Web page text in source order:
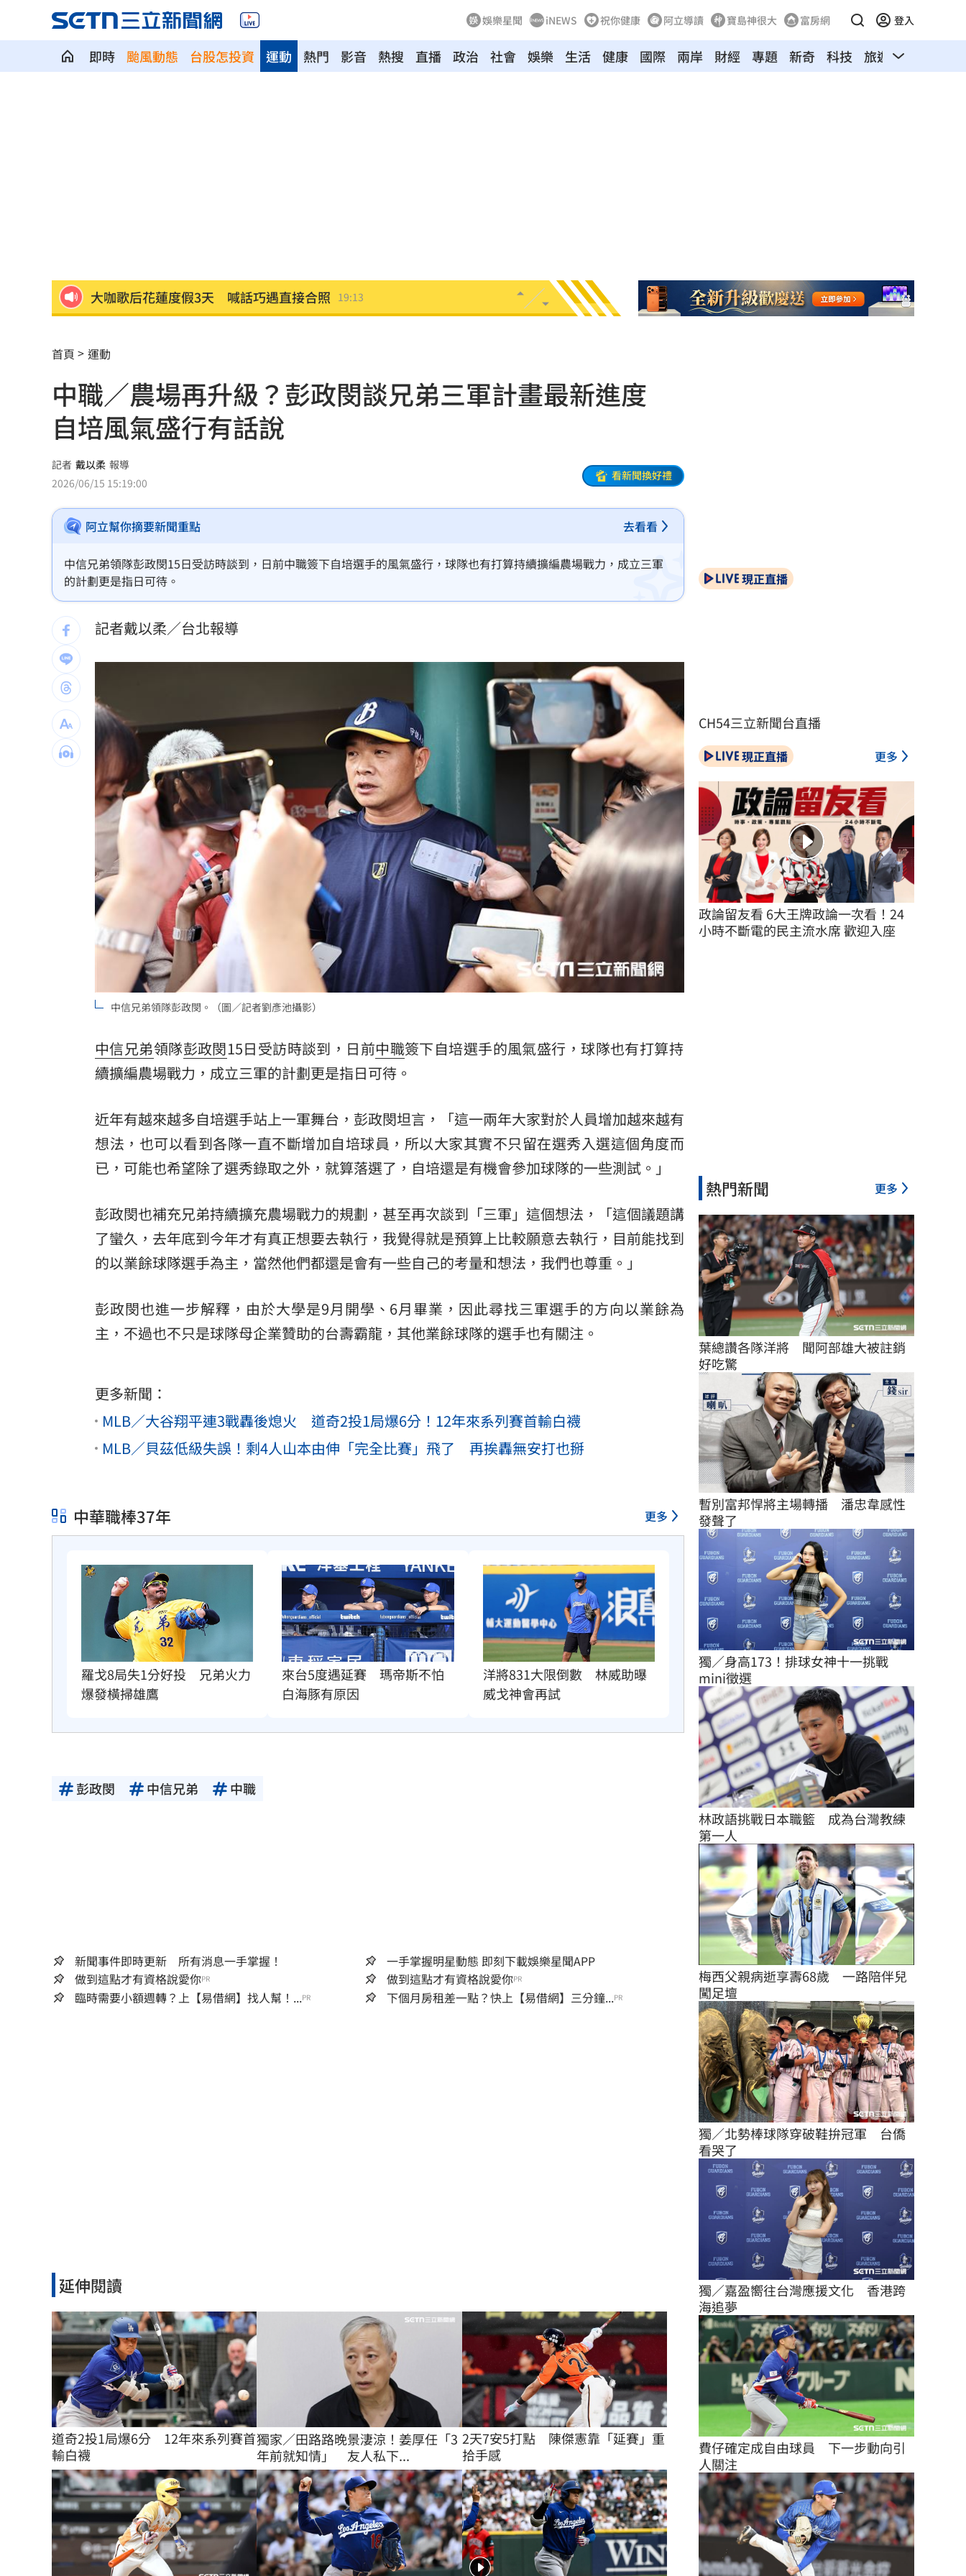
娛樂星聞 iNEWS 祝你健康 阿立導讀 寶島神很大 富房網 登入
即時 颱風動態 台股怎投資 熱門 影音 熱搜 直播 政治 社會 娛樂 生活 健康 國際 兩岸
運動 財經 專題 新奇 科技 旅遊 汽車
大咖歌后花蓮度假3天 喊話巧遇直接合照 19:13
繞違停貨車遭撞！嘉義婦慘死姪重傷
新濠建設單日狂掃5點 風佑築豪取8連勝 18:51
震後徒手搬瓦礫救人 委國舉重名將摘雙金
魯冰花原唱隔13年開唱 台下驚見一票大咖
長野安曇野暴雨釀土石流 390住宿客受困
白海豚轉輕颱！最快「今夜脫離暴風圈」
獨／曝YT暫停更3週 南珉貞：不是因為錢 18:34
李李仁慶祝父親節！合體大尾油土伯網看傻
小孩不願繫安全帶！全機乘客慘滯留一晚
傳與女員工婚外情助升遷 FIFA主席回應了 18:31
台灣高中生超神！這賽事拿下1金2銀2銅
二伯衣印哈哈鄙卑 專家：別穿去日本被笑 18:27
向中國洩半導體機密 前SK海力士員工慘了 18:25
台灣彩券開獎直播中 20:31
LIVE三立+24小時直播 15:27
三立iNEWS新聞台線上直播 18:00
台彩父親節推新刮刮樂千萬頭獎超「爸」氣 12:00
商場戰國來臨 台中「頂奢大道」逐漸成形 12:00
「拍片人的多重宇宙」職涯論壇9/12登場！ 10:30
8國球員齊聚高雄 Formosa 7s掀足球熱潮 10:00
首頁 運動
中職／農場再升級？彭政閔談兄弟三軍計畫最新進度
自培風氣盛行有話說
記者 戴以柔 報導
2026/06/15 15:19:00
看新聞換好禮
阿立幫你摘要新聞重點 去看看
中信兄弟領隊彭政閔15日受訪時談到，日前中職簽下自培選手的風氣盛行，球隊也有打算持續擴編農場戰力，成立三軍
的計劃更是指日可待。
記者戴以柔／台北報導
中信兄弟領隊彭政閔。（圖／記者劉彥池攝影）
中信兄弟領隊彭政閔15日受訪時談到，日前中職簽下自培選手的風氣盛行，球隊也有打算持
續擴編農場戰力，成立三軍的計劃更是指日可待。
近年有越來越多自培選手站上一軍舞台，彭政閔坦言，「這一兩年大家對於人員增加越來越有
想法，也可以看到各隊一直不斷增加自培球員，所以大家其實不只留在選秀入選這個角度而
已，可能也希望除了選秀錄取之外，就算落選了，自培還是有機會參加球隊的一些測試。」
彭政閔也補充兄弟持續擴充農場戰力的規劃，甚至再次談到「三軍」這個想法，「這個議題講
了蠻久，去年底到今年才有真正想要去執行，我覺得就是預算上比較願意去執行，目前能找到
的以業餘球隊選手為主，當然他們都還是會有一些自己的考量和想法，我們也尊重。」
彭政閔也進一步解釋，由於大學是9月開學、6月畢業，因此尋找三軍選手的方向以業餘為
主，不過也不只是球隊母企業贊助的台壽霸龍，其他業餘球隊的選手也有關注。
更多新聞：
MLB／大谷翔平連3戰轟後熄火 道奇2投1局爆6分！12年來系列賽首輸白襪
MLB／貝茲低級失誤！剩4人山本由伸「完全比賽」飛了 再挨轟無安打也掰
中華職棒37年 更多
羅戈8局失1分好投　兄弟火力
爆發橫掃雄鷹
來台5度遇延賽　瑪帝斯不怕
白海豚有原因
洋將831大限倒數　林威助曝
威戈神會再試
彭政閔 中信兄弟 中職
新聞事件即時更新 所有消息一手掌握！
一手掌握明星動態 即刻下載娛樂星聞APP
做到這點才有資格說愛你PR 做到這點才有資格說愛你PR
臨時需要小額週轉？上【易借網】找人幫！...PR 下個月房租差一點？快上【易借網】三分鐘...PR
延伸閱讀
道奇2投1局爆6分　12年來系列賽首
輸白襪
獨家／田路路晚景淒涼！姜厚任「3
年前就知情」 友人私下...
2天7安5打點　陳傑憲靠「延賽」重
拾手感
現正直播
CH54三立新聞台直播
現正直播 更多
政論留友看 6大王牌政論一次看！24
小時不斷電的民主流水席 歡迎入座
熱門新聞 更多
葉總讚各隊洋將　聞阿部雄大被註銷
好吃驚
暫別富邦悍將主場轉播　潘忠韋感性
發聲了
獨／身高173！排球女神十一挑戰
mini徵選
林政語挑戰日本職籃　成為台灣教練
第一人
梅西父親病逝享壽68歲　一路陪伴兒
闖足壇
獨／北勢棒球隊穿破鞋拚冠軍　台僑
看哭了
獨／嘉盈嚮往台灣應援文化　香港跨
海追夢
費仔確定成自由球員　下一步動向引
人關注